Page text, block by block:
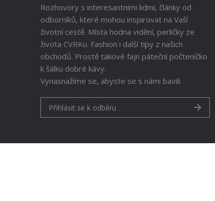
Rozhovory s interesantními lidmi, články od
odborníků, které mohou inspirovat na Vaší
životní cestě. Místa hodna vidění, perličky ze
života CVRKu. Fashion i další tipy z našich
obchodů. Prostě takové fajn páteční počteníčko
k šálku dobré kávy.
Vynasnažíme se, abyste se s námi bavili.
Přihlásit se k odběru